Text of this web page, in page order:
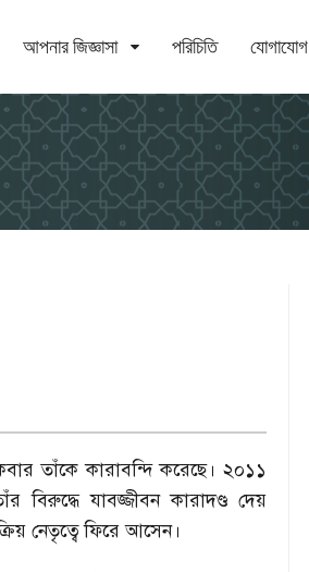
আপনার জিজ্ঞাসা পরিচিতি যোগাযোগ
তাঁকে কারাবন্দি করেছে। ২০১১
যাবজ্জীবন কারাদণ্ড দেয়
নেতৃত্বে ফিরে আসেন।